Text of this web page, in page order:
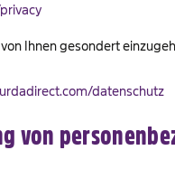
Ihnen gesondert
datenschutz
von